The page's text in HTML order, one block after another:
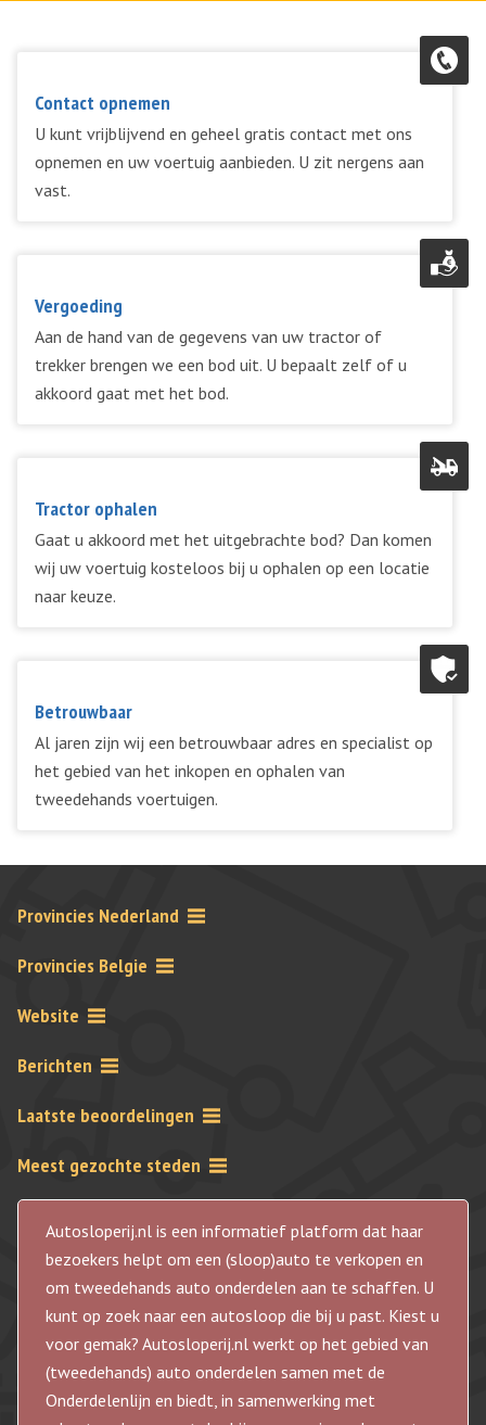
Contact opnemen
U kunt vrijblijvend en geheel gratis contact met ons
opnemen en uw voertuig aanbieden. U zit nergens aan
vast.
Vergoeding
Aan de hand van de gegevens van uw tractor of
trekker brengen we een bod uit. U bepaalt zelf of u
akkoord gaat met het bod.
Tractor ophalen
Gaat u akkoord met het uitgebrachte bod? Dan komen
wij uw voertuig kosteloos bij u ophalen op een locatie
naar keuze.
Betrouwbaar
Al jaren zijn wij een betrouwbaar adres en specialist op
het gebied van het inkopen en ophalen van
tweedehands voertuigen.
Provincies Nederland
Provincies Belgie
Website
Berichten
Laatste beoordelingen
Meest gezochte steden
Autosloperij.nl is een informatief platform dat haar
bezoekers helpt om een (sloop)auto te verkopen en
om tweedehands auto onderdelen aan te schaffen. U
kunt op zoek naar een autosloop die bij u past. Kiest u
voor gemak? Autosloperij.nl werkt op het gebied van
(tweedehands) auto onderdelen samen met de
Onderdelenlijn en biedt, in samenwerking met